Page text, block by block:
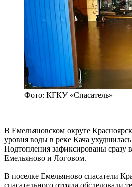
Фото: КГКУ «Спасатель»
В Емельяновском округе
уровня воды в реке Кача
Подтопления зафиксированы сразу
Емельяново и Логовом.
В поселке Емельяново спасатели
спасательного отряда обследовали